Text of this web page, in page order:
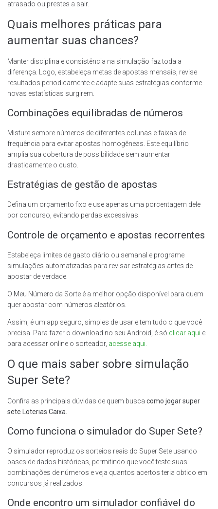
atrasado ou prestes a sair.
Quais melhores práticas para
aumentar suas chances?
Manter disciplina e consistência na simulação faz toda a
diferença. Logo, estabeleça metas de apostas mensais, revise
resultados periodicamente e adapte suas estratégias conforme
novas estatísticas surgirem.
Combinações equilibradas de números
Misture sempre números de diferentes colunas e faixas de
frequência para evitar apostas homogêneas. Este equilíbrio
amplia sua cobertura de possibilidade sem aumentar
drasticamente o custo.
Estratégias de gestão de apostas
Defina um orçamento fixo e use apenas uma porcentagem dele
por concurso, evitando perdas excessivas.
Controle de orçamento e apostas recorrentes
Estabeleça limites de gasto diário ou semanal e programe
simulações automatizadas para revisar estratégias antes de
apostar de verdade.
O Meu Número da Sorte é a melhor opção disponível para quem
quer apostar com números aleatórios.
Assim, é um app seguro, simples de usar e tem tudo o que você
precisa. Para fazer o download no seu Android, é só clicar aqui e
para acessar online o sorteador, acesse aqui.
O que mais saber sobre simulação
Super Sete?
Confira as principais dúvidas de quem busca como jogar super
sete Loterias Caixa.
Como funciona o simulador do Super Sete?
O simulador reproduz os sorteios reais do Super Sete usando
bases de dados históricas, permitindo que você teste suas
combinações de números e veja quantos acertos teria obtido em
concursos já realizados.
Onde encontro um simulador confiável do